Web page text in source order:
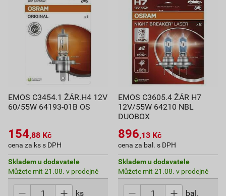
EMOS C3454.1 ŽÁR.H4 12V
60/55W 64193-01B OS
154,88 Kč
cena za ks s DPH
Skladem u dodavatele
Můžete mít 21.08. v prodejně
ks
EMOS C3605.4 ŽÁR H7
12V/55W 64210 NBL
DUOBOX
896,13 Kč
cena za bal. s DPH
Skladem u dodavatele
Můžete mít 21.08. v prodejně
bal.